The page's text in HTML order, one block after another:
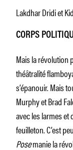
Lakdhar Dridi et
CORPS
Mais la révolution
théâtralité
s’épanouir. Mais
Murphy et Brad
avec les larmes et
feuilleton. C’est
Posemanie la